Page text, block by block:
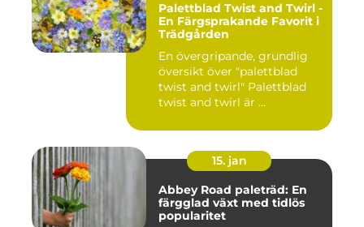
Palettblad Twist and Twirl -
En Färgsprakande Favorit i
Trädgården
En övergripande, grundlig
översikt över "palettblad
twist and twirl" Palettblad
twist and twirl är ...
15. jan
Abbey Road paleträd: En
färgglad växt med tidlös
popularitet